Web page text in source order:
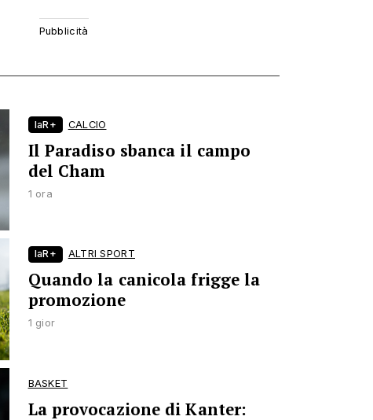
laR+ CALCIO
Il Paradiso sbanca il campo
del Cham
1 ora
laR+ ALTRI SPORT
Quando la canicola frigge la
promozione
1 gior
BASKET
La provocazione di Kanter: